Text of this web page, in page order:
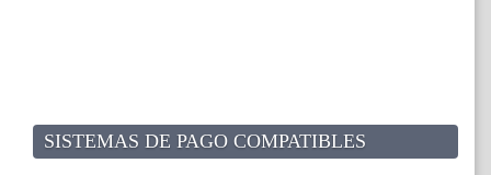
SISTEMAS DE PAGO COMPATIBLES